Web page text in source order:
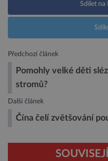
Sdílet na
Předchozí článek
Pomohly velké děti
stromů?
Další článek
Čína čelí zvětšování